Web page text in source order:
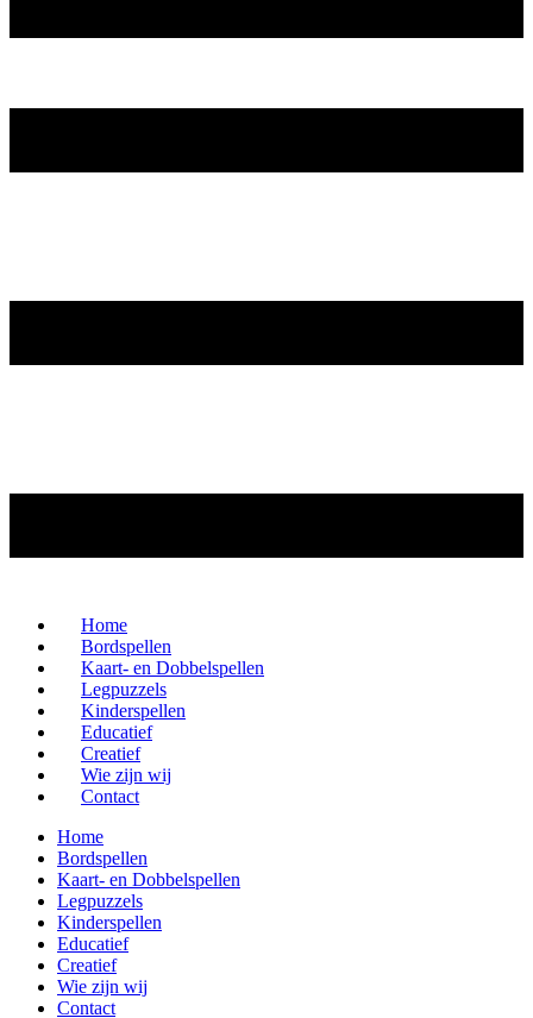
Home
Bordspellen
Kaart- en Dobbelspellen
Legpuzzels
Kinderspellen
Educatief
Creatief
Wie zijn wij
Contact
Home
Bordspellen
Kaart- en Dobbelspellen
Legpuzzels
Kinderspellen
Educatief
Creatief
Wie zijn wij
Contact